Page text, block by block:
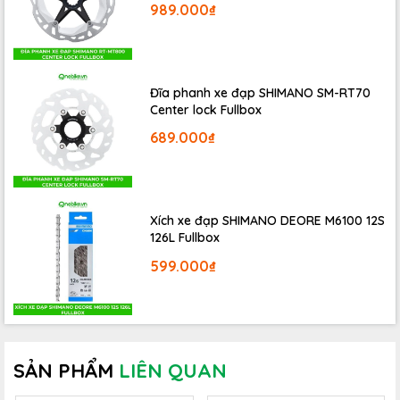
hơn, giúp bạn phát huy được hết lực đạp cũng như hiệu
suất khi đua.
lượng thấp thì giá thành rẻ hơn nhưng độ an toàn không
cao, nhanh hư, nhanh mòn, dễ thủng lốp và nổ lốp khi
989.000₫
Đĩa phanh xe đạp SHIMANO SM-RT70
Center lock Fullbox
689.000₫
Xích xe đạp SHIMANO DEORE M6100 12S
126L Fullbox
599.000₫
SẢN PHẨM LIÊN QUAN